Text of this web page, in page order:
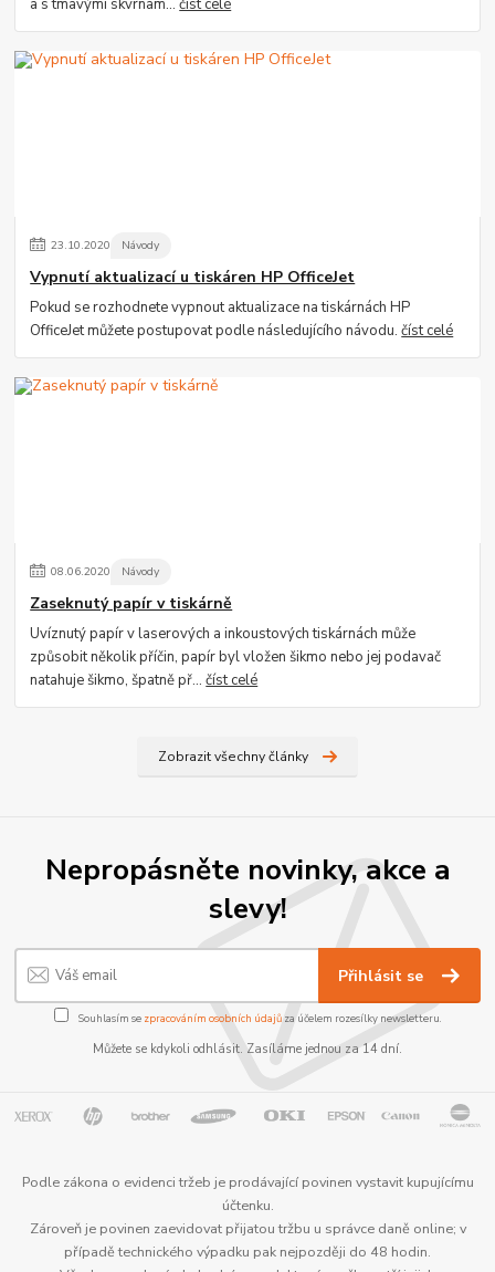
a s tmavými skvrnam...číst celé
23.10.2020 Návody
Vypnutí aktualizací u tiskáren HP OfficeJet
Pokud se rozhodnete vypnout aktualizace na tiskárnách HP
OfficeJet můžete postupovat podle následujícího návodu.číst celé
08.06.2020 Návody
Zaseknutý papír v tiskárně
Uvíznutý papír v laserových a inkoustových tiskárnách může
způsobit několik příčin, papír byl vložen šikmo nebo jej podavač
natahuje šikmo, špatně př...číst celé
Zobrazit všechny články
Nepropásněte novinky, akce a
slevy!
Přihlásit se
Souhlasím se zpracováním osobních údajůza účelem rozesílky newsletteru.
Můžete se kdykoli odhlásit. Zasíláme jednou za 14 dní.
Podle zákona o evidenci tržeb je prodávající povinen vystavit kupujícímu
účtenku.
Zároveň je povinen zaevidovat přijatou tržbu u správce daně online; v
případě technického výpadku pak nejpozději do 48 hodin.